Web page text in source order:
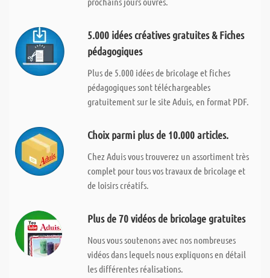
5.000 idées créatives gratuites & Fiches
pédagogiques
Plus de 5.000 idées de bricolage et fiches
pédagogiques sont téléchargeables
gratuitement sur le site Aduis, en format PDF.
Choix parmi plus de 10.000 articles.
Chez Aduis vous trouverez un assortiment très
complet pour tous vos travaux de bricolage et
de loisirs créatifs.
Plus de 70 vidéos de bricolage gratuites
Nous vous soutenons avec nos nombreuses
vidéos dans lequels nous expliquons en détail
les différentes réalisations.